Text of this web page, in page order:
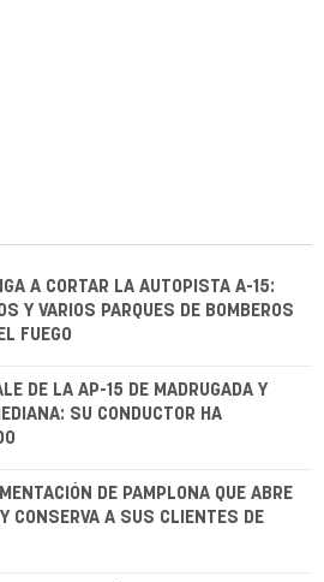
A CORTAR LA AUTOPISTA A-15:
Y VARIOS PARQUES DE BOMBEROS
FUEGO
DE LA AP-15 DE MADRUGADA Y
SU CONDUCTOR HA
DE PAMPLONA QUE ABRE
CONSERVA A SUS CLIENTES DE